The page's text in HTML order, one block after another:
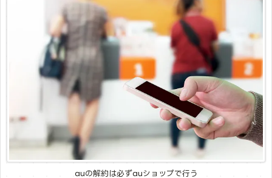
auの解約は必ずauショップで行う